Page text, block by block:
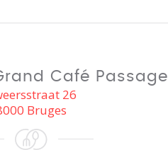
Café Passage
26
Bruges